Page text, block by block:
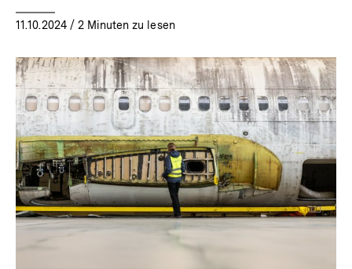
11.10.2024/ 2 Minuten zu lesen